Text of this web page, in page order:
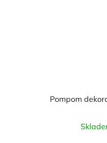
Pompom